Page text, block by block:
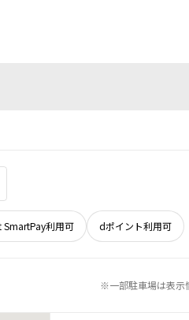
SmartPay利用可 dポイント利用可
※一部駐車場は表示